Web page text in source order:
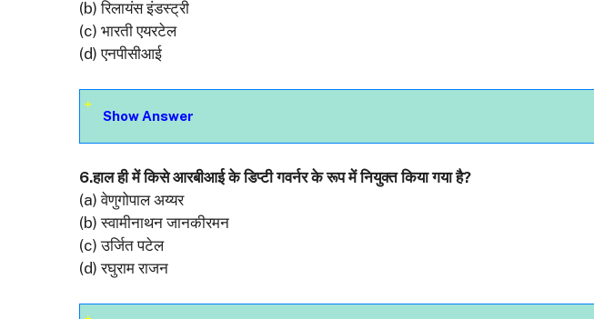
(b) रिलायंस इंडस्ट्री
(c) भारती एयरटेल
(d) एनपीसीआई
Show Answer
6.हाल ही में किसे आरबीआई के डिप्टी गवर्नर के रूप में नियुक्त किया गया है?
(a) वेणुगोपाल अय्यर
(b) स्वामीनाथन जानकीरमन
(c) उर्जित पटेल
(d) रघुराम राजन